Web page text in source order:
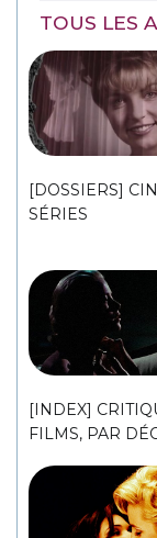
TOUS LES
[DOSSIERS]
SÉRIES
[INDEX]
FILMS, PAR